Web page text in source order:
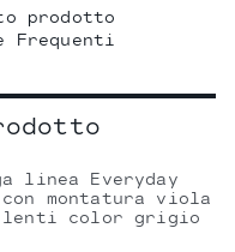
prodotto
Frequenti
linea Everyday
con montatura viola
color grigio